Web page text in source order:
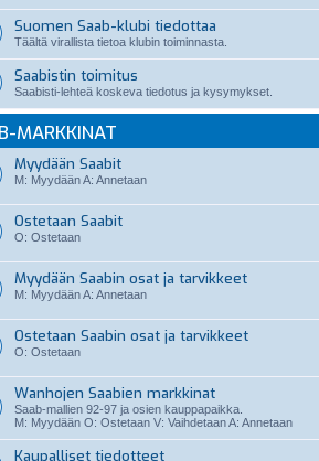
Suomen Saab-klubi tiedottaa
Täältä virallista tietoa klubin toiminnasta.
Saabistin toimitus
Saabisti-lehteä koskeva tiedotus ja kysymykset.
MARKKINAT
Myydään Saabit
M: Myydään A: Annetaan
Ostetaan Saabit
O: Ostetaan
Myydään Saabin osat ja tarvikkeet
M: Myydään A: Annetaan
Ostetaan Saabin osat ja tarvikkeet
O: Ostetaan
Wanhojen Saabien markkinat
Saab-mallien 92-97 ja osien kauppapaikka.
M: Myydään O: Ostetaan V: Vaihdetaan A: Annetaan
Kaupalliset tiedotteet